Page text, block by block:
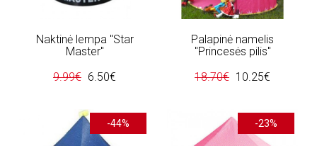
Naktinė lempa "Star
Master"
9.99€ 6.50€
Palapinė namelis
"Princesės pilis"
18.70€ 10.25€
-44% -23%